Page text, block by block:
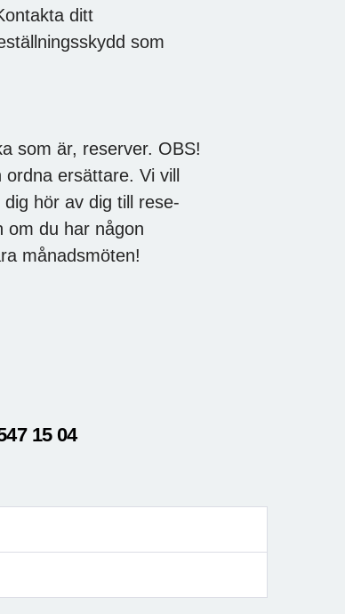
ditt
som
som är, reserver. OBS!
ersättare. Vi vill
hör av dig till rese-
om du har någon
månadsmöten!
15 04